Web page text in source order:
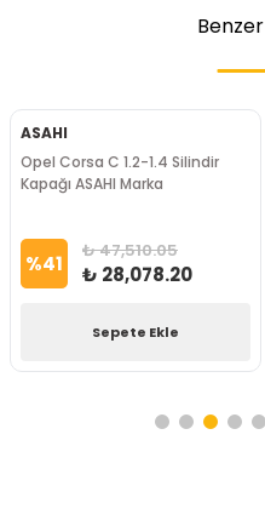
Benzer
ASAHI
Opel Corsa C 1.2-1.4 Silindir
Kapağı ASAHI Marka
%41 ₺ 47,510.05
₺ 28,078.20
Sepete Ekle